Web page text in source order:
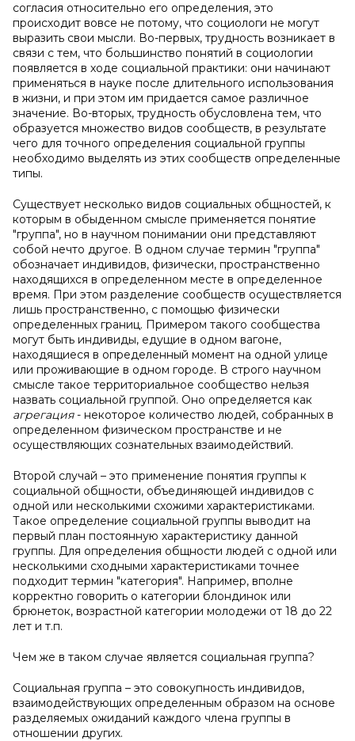
согласия относительно его определения, это
происходит вовсе не потому, что социологи не могут
выразить свои мысли. Во-первых, трудность возникает в
связи с тем, что большинство понятий в социологии
появляется в ходе социальной практики: они начинают
применяться в науке после длительного использования
в жизни, и при этом им придается самое различное
значение. Во-вторых, трудность обусловлена тем, что
образуется множество видов сообществ, в результате
чего для точного определения социальной группы
необходимо выделять из этих сообществ определенные
типы.
Существует несколько видов социальных общностей, к
которым в обыденном смысле применяется понятие
"группа", но в научном понимании они представляют
собой нечто другое. В одном случае термин "группа"
обозначает индивидов, физически, пространственно
находящихся в определенном месте в определенное
время. При этом разделение сообществ осуществляется
лишь пространственно, с помощью физически
определенных границ. Примером такого сообщества
могут быть индивиды, едущие в одном вагоне,
находящиеся в определенный момент на одной улице
или проживающие в одном городе. В строго научном
смысле такое территориальное сообщество нельзя
назвать социальной группой. Оно определяется как
агрегация- некоторое количество людей, собранных в
определенном физическом пространстве и не
осуществляющих сознательных взаимодействий.
Второй случай – это применение понятия группы к
социальной общности, объединяющей индивидов с
одной или несколькими схожими характеристиками.
Такое определение социальной группы выводит на
первый план постоянную характеристику данной
группы. Для определения общности людей с одной или
несколькими сходными характеристиками точнее
подходит термин "категория". Например, вполне
корректно говорить о категории блондинок или
брюнеток, возрастной категории молодежи от 18 до 22
лет и т.п.
Чем же в таком случае является социальная группа?
Социальная группа – это совокупность индивидов,
взаимодействующих определенным образом на основе
разделяемых ожиданий каждого члена группы в
отношении других.